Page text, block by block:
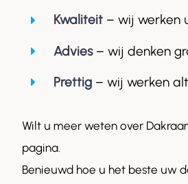
Kwaliteit– wij werken
Advies– wij denken
Prettig– wij werken
Wilt u meer weten over
pagina.
Benieuwd hoe u het beste uw